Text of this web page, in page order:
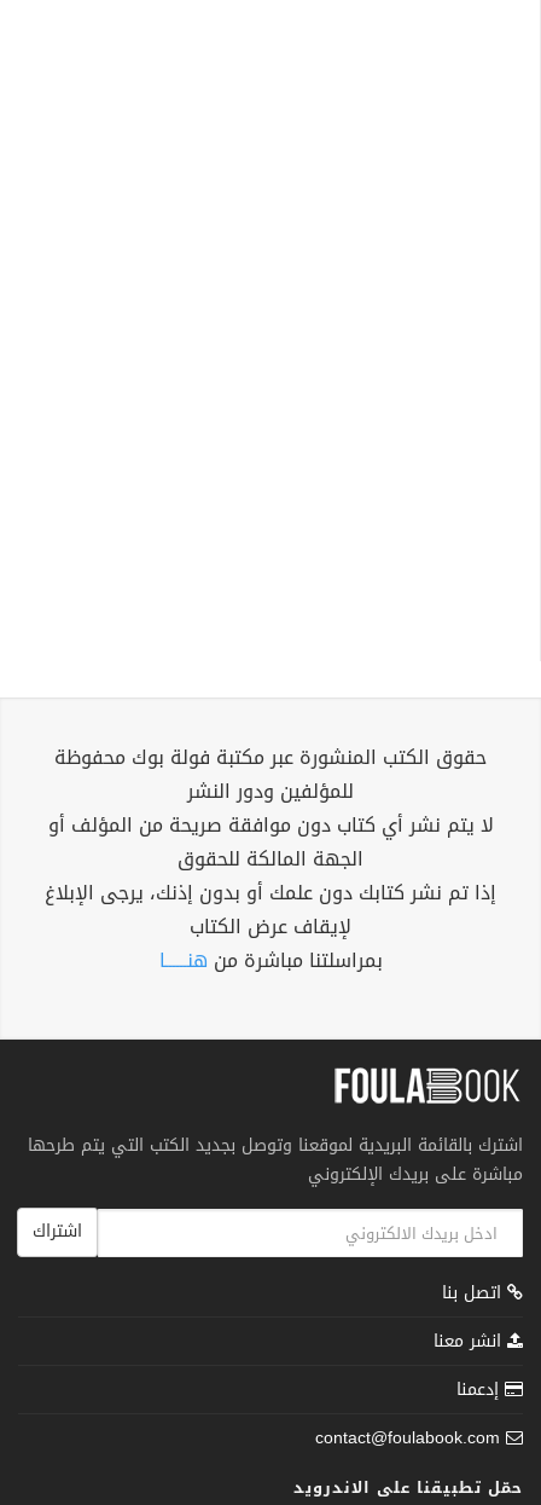
حقوق الكتب المنشورة عبر مكتبة فولة بوك محفوظة
للمؤلفين ودور النشر
لا يتم نشر أي كتاب دون موافقة صريحة من المؤلف أو
الجهة المالكة للحقوق
إذا تم نشر كتابك دون علمك أو بدون إذنك، يرجى الإبلاغ
لإيقاف عرض الكتاب
بمراسلتنا مباشرة من هنــــــا
اشترك بالقائمة البريدية لموقعنا وتوصل بجديد الكتب التي يتم طرحها
مباشرة على بريدك الإلكتروني
اشتراك
اتصل بنا
انشر معنا
إدعمنا
contact@foulabook.com
حمّل تطبيقنا على الاندرويد